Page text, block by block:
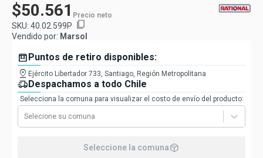
$50.561 Precio neto
SKU: 40.02.599P content_copy
Vendido por: Marsol
boxPuntos de retiro disponibles:
pin_drop Ejército Libertador 733, Santiago, Región Metropolitana
delivery_truck_speedDespachamos a todo Chile
Selecciona la comuna para visualizar el costo de envío del producto:
Selecione su comuna
Seleccione la comunapackage_2